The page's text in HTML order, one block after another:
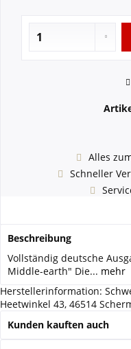
Alles
Schneller
Beschreibung
Vollständig deutsche
Middle-earth" Die... mehr
Herstellerinformation:
Heetwinkel 43, 46514
Kunden kauften auch